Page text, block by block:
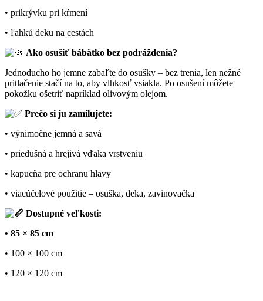
• prikrývku pri kŕmení
• ľahkú deku na cestách
Ako osušiť bábätko bez podráždenia?
Jednoducho ho jemne zabaľte do osušky – bez trenia, len nežné
pritlačenie stačí na to, aby vlhkosť vsiakla. Po osušení môžete
pokožku ošetriť napríklad olivovým olejom.
Prečo si ju zamilujete:
• výnimočne jemná a savá
• priedušná a hrejivá vďaka vrstveniu
• kapucňa pre ochranu hlavy
• viacúčelové použitie – osuška, deka, zavinovačka
Dostupné veľkosti:
• 85 × 85 cm
• 100 × 100 cm
• 120 × 120 cm